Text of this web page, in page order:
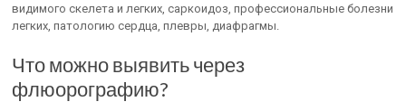
видимого скелета и легких, саркоидоз, профессиональные болезни
легких, патологию сердца, плевры, диафрагмы.
Что можно выявить через
флюорографию?